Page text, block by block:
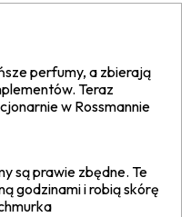
perfumy, a zbierają
Teraz
w Rossmannie
są prawie zbędne. Te
godzinami i robią skórę